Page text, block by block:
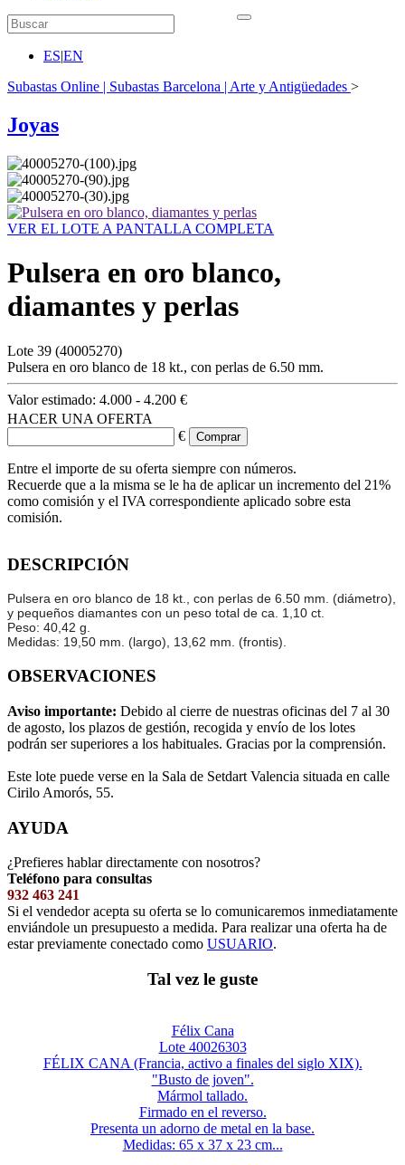
ES|EN
Subastas Online | Subastas Barcelona | Arte y Antigüedades >
Joyas
VER EL LOTE A PANTALLA COMPLETA
Pulsera en oro blanco,
diamantes y perlas
Lote 39 (40005270)
Pulsera en oro blanco de 18 kt., con perlas de 6.50 mm.
Valor estimado: 4.000 - 4.200 €
HACER UNA OFERTA
€
Entre el importe de su oferta siempre con números.
Recuerde que a la misma se le ha de aplicar un incremento del 21%
como comisión y el IVA correspondiente aplicado sobre esta
comisión.
DESCRIPCIÓN
Pulsera en oro blanco de 18 kt., con perlas de 6.50 mm. (diámetro),
y pequeños diamantes con un peso total de ca. 1,10 ct.
Peso: 40,42 g.
Medidas: 19,50 mm. (largo), 13,62 mm. (frontis).
OBSERVACIONES
Aviso importante: Debido al cierre de nuestras oficinas del 7 al 30
de agosto, los plazos de gestión, recogida y envío de los lotes
podrán ser superiores a los habituales. Gracias por la comprensión.
Este lote puede verse en la Sala de Setdart Valencia situada en calle
Cirilo Amorós, 55.
AYUDA
¿Prefieres hablar directamente con nosotros?
Teléfono para consultas
932 463 241
Si el vendedor acepta su oferta se lo comunicaremos inmediatamente
enviándole un presupuesto a medida. Para realizar una oferta ha de
estar previamente conectado como USUARIO.
Tal vez le guste
Félix Cana
Lote 40026303
FÉLIX CANA (Francia, activo a finales del siglo XIX).
"Busto de joven".
Mármol tallado.
Firmado en el reverso.
Presenta un adorno de metal en la base.
Medidas: 65 x 37 x 23 cm...